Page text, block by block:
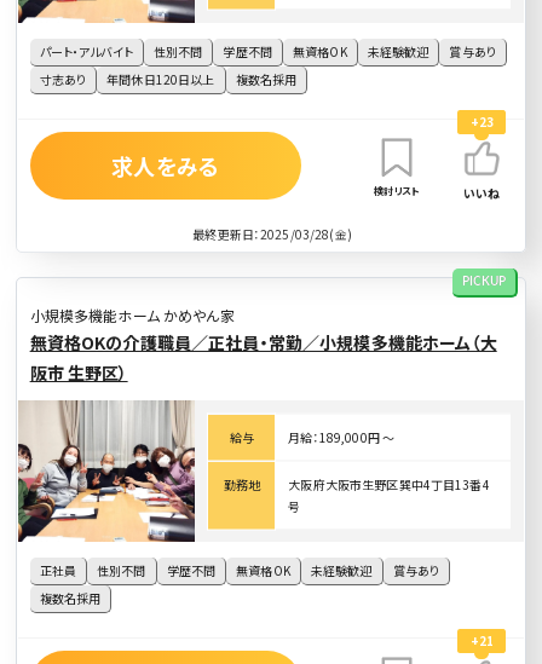
パート・アルバイト 性別不問 学歴不問 無資格OK 未経験歓迎
賞与あり
寸志あり
年間休日120日以上 複数名採用
最終更新日：2025/03/28(金)
求人をみる
検討リスト
+23
いいね
小規模多機能ホーム かめやん家
PICKUP
無資格OKの介護職員／正社員・常勤／小規模多機能ホーム（大
阪市 生野区）
正社員 性別不問 学歴不問 無資格OK 未経験歓迎
賞与あり
複数名採用
給与 月給：189,000円 〜
勤務地
大阪府大阪市生野区巽中4丁目13番4
号
+21